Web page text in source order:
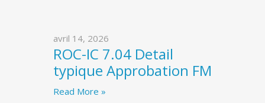
avril 14, 2026
ROC-IC 7.04 Detail
typique Approbation FM
Read More »